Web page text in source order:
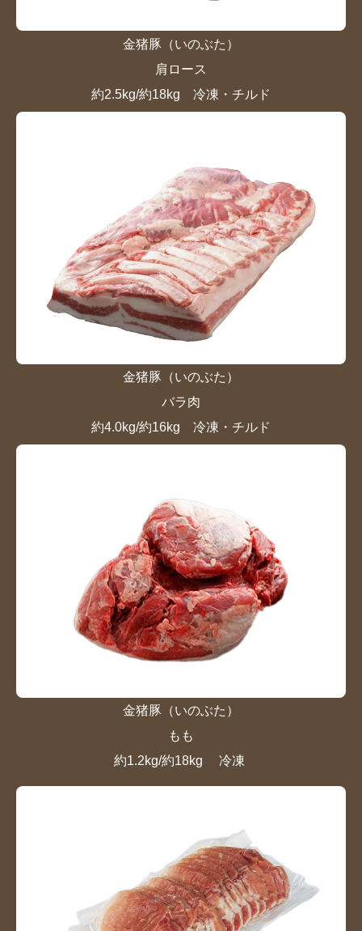
金猪豚（いのぶた）
肩ロース
約2.5kg/約18kg 冷凍・チルド
金猪豚（いのぶた）
バラ肉
約4.0kg/約16kg 冷凍・チルド
金猪豚（いのぶた）
もも
約1.2kg/約18kg
冷凍